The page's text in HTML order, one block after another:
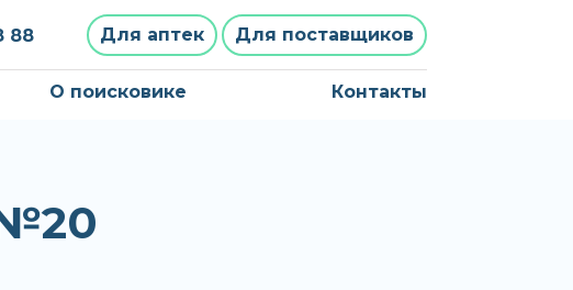
88 Для аптек Для поставщиков
О поисковике Контакты